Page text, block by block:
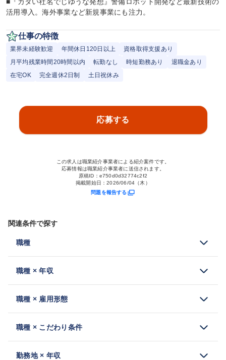
活用導入。海外事業など新規事業にも注力。
仕事の特徴
業界未経験歓迎 年間休日120日以上
資格取得支援あり
月平均残業時間20時間以内
転勤なし 時短勤務あり
退職金あり
在宅OK
完全週休2日制 土日祝休み
応募する
この求人は職業紹介事業者による紹介案件です。
応募情報は職業紹介事業者に送信されます。
原稿ID： e750d0d32774c2f2
掲載開始日：2026/06/04（木）
問題を報告する
関連条件で探す
職種
職種 × 年収
職種 × 雇用形態
職種 × こだわり条件
勤務地 × 年収